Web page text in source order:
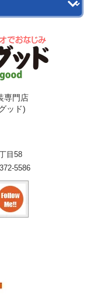
専門店
ッド)
目58
5586